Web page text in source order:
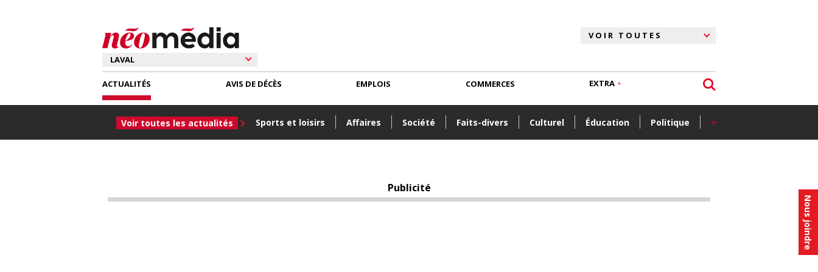
Nous joindre
ACTUALITÉS
Voir toutes les actualités Sports et loisirs Affaires Société Faits-divers Culturel Éducation Politique +
AVIS DE DÉCÈS EMPLOIS COMMERCES EXTRA
Publicité